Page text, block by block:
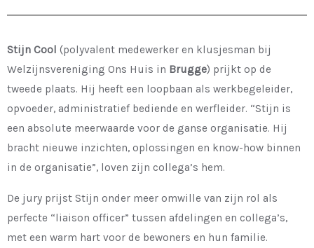
Stijn Cool (polyvalent medewerker en klusjesman bij
Welzijnsvereniging Ons Huis in Brugge) prijkt op de
tweede plaats. Hij heeft een loopbaan als werkbegeleider,
opvoeder, administratief bediende en werfleider. “Stijn is
een absolute meerwaarde voor de ganse organisatie. Hij
bracht nieuwe inzichten, oplossingen en know-how binnen
in de organisatie”, loven zijn collega’s hem.
De jury prijst Stijn onder meer omwille van zijn rol als
perfecte “liaison officer” tussen afdelingen en collega’s,
met een warm hart voor de bewoners en hun familie. ​